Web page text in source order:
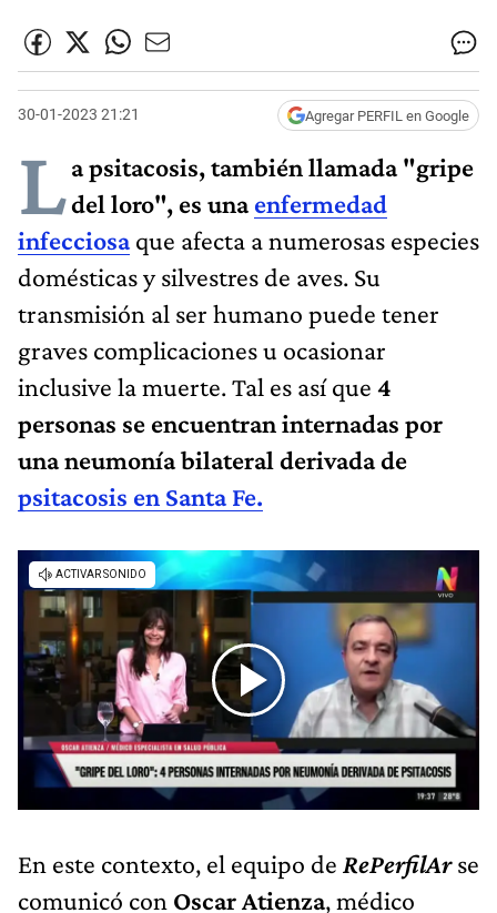
30-01-2023 21:21 Agregar PERFIL en Google
La psitacosis​, también llamada "gripe
del loro", es unaenfermedad
infecciosaque afecta a numerosas especies
domésticas y silvestres de aves. Su
transmisión al ser humano puede tener
graves complicaciones u ocasionar
inclusive la muerte. Tal es así que 4
personas se encuentran internadas por
una neumonía bilateral derivada de
psitacosis en Santa Fe.
En este contexto, el equipo de RePerfilArse
comunicó con Oscar Atienza, médico